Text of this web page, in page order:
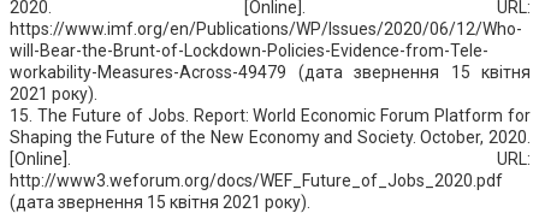
2020. [Online]. URL:
https://www.imf.org/en/Publications/WP/Issues/2020/06/12/Who-
will-Bear-the-Brunt-of-Lockdown-Policies-Evidence-from-Tele-
workability-Measures-Across-49479 (дата звернення 15 квітня
2021 року).
15. The Future of Jobs. Report: World Economic Forum Platform for
Shaping the Future of the New Economy and Society. October, 2020.
[Online]. URL:
http://www3.weforum.org/docs/WEF_Future_of_Jobs_2020.pdf
(дата звернення 15 квітня 2021 року).